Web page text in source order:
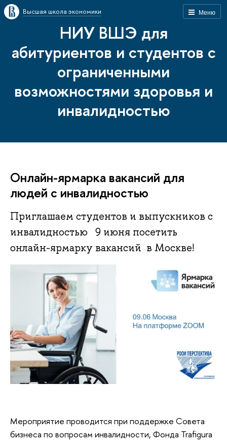
Меню
Высшая школа экономики
НИУ ВШЭ для
абитуриентов и студентов с
ограниченными
возможностями здоровья и
инвалидностью
Онлайн-ярмарка вакансий для
людей с инвалидностью
Приглашаем студентов и выпускников с
инвалидностью 9 июня посетить
онлайн-ярмарку вакансий в Москве!
Мероприятие проводится при поддержке Совета
бизнеса по вопросам инвалидности, Фонда Trafigura